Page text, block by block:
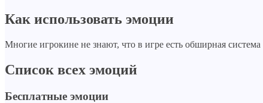
Как использовать эмоции
Многие игрокине не знают, что в игре есть обширная
Список всех эмоций
Бесплатные эмоции